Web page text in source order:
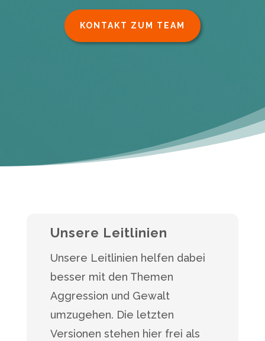
KONTAKT ZUM TEAM
Unsere Leitlinien
Unsere Leitlinien helfen dabei
besser mit den Themen
Aggression und Gewalt
umzugehen. Die letzten
Versionen stehen hier frei als